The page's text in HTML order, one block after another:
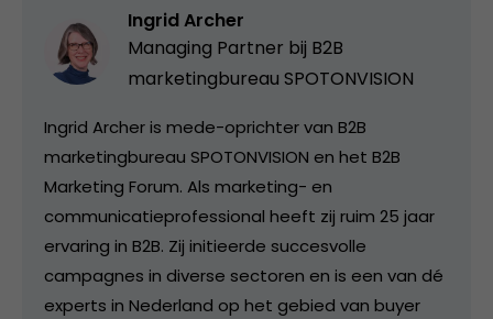
Ingrid Archer
Managing Partner bij B2B
marketingbureau SPOTONVISION
Ingrid Archer is mede-oprichter van B2B
marketingbureau SPOTONVISION en het B2B
Marketing Forum. Als marketing- en
communicatieprofessional heeft zij ruim 25 jaar
ervaring in B2B. Zij initieerde succesvolle
campagnes in diverse sectoren en is een van dé
experts in Nederland op het gebied van buyer